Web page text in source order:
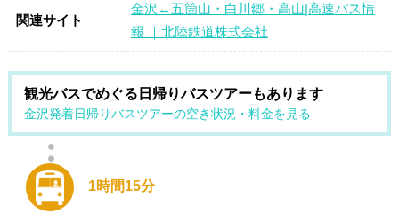
関連サイト
金沢↔︎五箇山・白川郷・高山|高速バス情
報 ｜北陸鉄道株式会社
観光バスでめぐる日帰りバスツアーもあります
金沢発着日帰りバスツアーの空き状況・料金を見る
1時間15分